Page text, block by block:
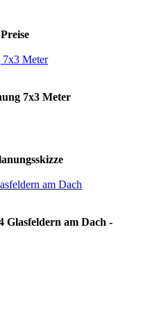
7x3 Meter
Glasfeldern am Dach -